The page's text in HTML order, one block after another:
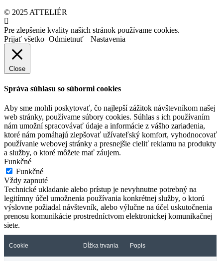
© 2025 ATTELIÉR
Pre zlepšenie kvality našich stránok používame cookies.
Prijať všetko Odmietnuť Nastavenia
Close
Správa súhlasu so súbormi cookies
Aby sme mohli poskytovať, čo najlepší zážitok návštevníkom našej
web stránky, používame súbory cookies. Súhlas s ich používaním
nám umožní spracovávať údaje a informácie z vášho zariadenia,
ktoré nám pomáhajú zlepšovať užívateľský komfort, vyhodnocovať
používanie webovej stránky a presnejšie cieliť reklamu na produkty
a služby, o ktoré môžete mať záujem.
Funkčné
Funkčné
Vždy zapnuté
Technické ukladanie alebo prístup je nevyhnutne potrebný na
legitímny účel umožnenia používania konkrétnej služby, o ktorú
výslovne požiadal návštevník, alebo výlučne na účel uskutočnenia
prenosu komunikácie prostredníctvom elektronickej komunikačnej
siete.
Cookie Dĺžka trvania Popis